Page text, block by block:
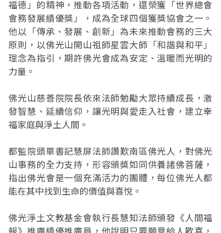
福德」的精神，推動各項活動，還榮獲「世界總會
會務發展績優獎」，成為全球四個獲獎協會之一。
他以「傳承、發展、創新」為未來推動會務的三大
原則，以佛光山開山祖師星雲大師「和諧與和平」
理念為指引，期許佛光會成為安定、溫暖而光明的
力量。
佛光山慈善院院長依來法師勉勵大眾持續成長，激
發智慧、延續信仰，讓光明與愛走入社會，建立幸
福家庭與淨土人間。
都監院頭單書記慧屏法師讚歎南區佛光人，對佛光
山事務的全力支持，形容頒獎如同供養諸佛菩薩，
指出佛光會是一個充滿活力的團體，每位佛光人都
能在其中找到生命的價值與喜悅。
佛光淨土文教基金會執行長慧知法師頒發《人間福